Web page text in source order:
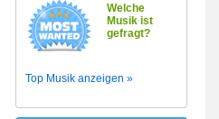
Welche
Musik ist
gefragt?
Top Musik anzeigen »